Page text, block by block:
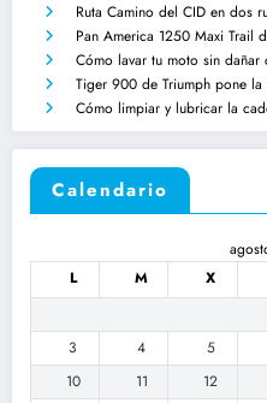
Ruta Camino del CID en dos
Pan America 1250 Maxi Trail
Cómo lavar tu moto sin dañar
Tiger 900 de Triumph pone la
Cómo limpiar y lubricar la
Calendario
L
M X
3
4 5
10
11 12